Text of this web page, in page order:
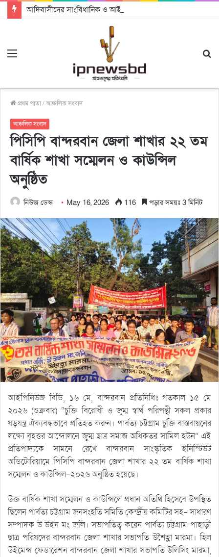
প্রথম পাতা/আঞ্চলিক সংবাদ
আঞ্চলিক সংবাদ
পিসিপি বান্দরবান জেলা শাখার ২২ তম
বার্ষিক শাখা সম্মেলন ও কাউন্সিল
অনুষ্ঠিত
নিউজ ডেস্ক May 16, 2026 116 পড়ার সময়ঃ 3 মিনিট
আইপিনিউজ বিডি, ১৬ মে, বান্দরবান প্রতিনিধিঃ গতকাল ১৫ মে
২০২৬ (শুক্রবার) “চুক্তি বিরোধী ও জুম্ম স্বার্থ পরিপন্থী সকল প্রকার
ষড়যন্ত্র ঐক্যবদ্ধভাবে প্রতিহত করুন। পার্বত্য চট্টগ্রাম চুক্তি বাস্তবায়নের
লক্ষ্যে বৃহত্তর আন্দোলনে জুম্ম ছাত্র সমাজ অধিকতর সামিল হউন” এই
প্রতিপাদ্যকে সামনে রেখে বান্দরবান সাংস্কৃতিক ইনিস্টিউট
অডিটোরিয়ামে পিসিপি বান্দরবান জেলা শাখার ২২ তম বার্ষিক শাখা
সম্মেলন ও কাউন্সিল-২০২৬ অনুষ্ঠিত হয়েছে।
উক্ত বার্ষিক শাখা সম্মেলন ও কাউন্সিলে প্রধান অতিথি হিসেবে উপস্থিত
ছিলেন পার্বত্য চট্টগ্রাম জনসংহতি সমিতি কেন্দ্রীয় কমিটির সহ- সাধারণ
সম্পাদক উ উইন মং জলি। সভাপতিত্ব করেন পার্বত্য চট্টগ্রাম পাহাড়ী
ছাত্র পরিষদের বান্দরবান জেলা শাখার সভাপতি উশৈহ্লা মারমা। হিল
উইমেন্স ফেডারেশন বান্দরবান জেলা শাখার সভাপতি উলিসিং মারমা,